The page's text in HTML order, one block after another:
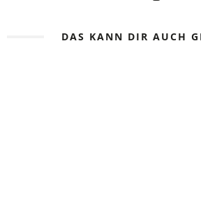
DAS KANN DIR AUCH